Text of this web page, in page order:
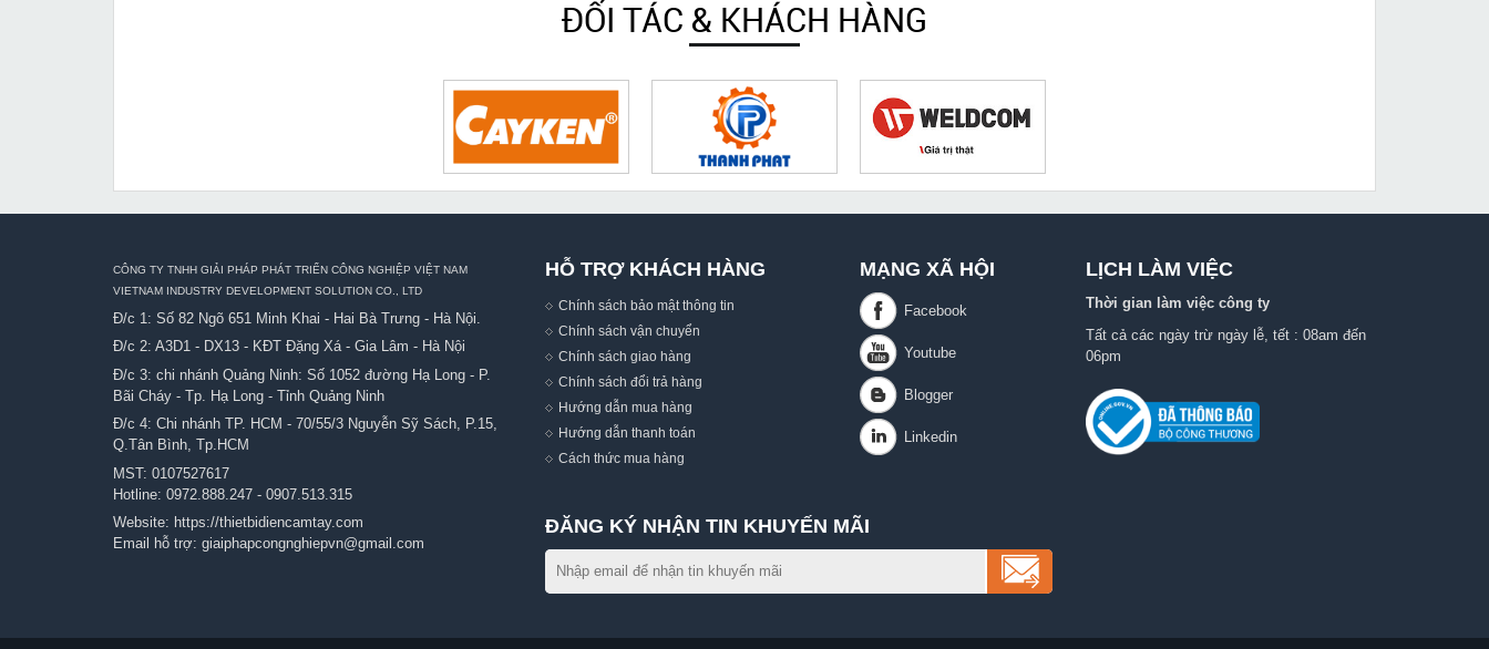
ĐỐI TÁC & KHÁCH HÀNG
CÔNG TY TNHH GIẢI PHÁP PHÁT TRIỂN CÔNG NGHIỆP VIỆT NAM
VIETNAM INDUSTRY DEVELOPMENT SOLUTION CO., LTD
Đ/c 1: Số 82 Ngõ 651 Minh Khai - Hai Bà Trưng - Hà Nội.
Đ/c 2: A3D1 - DX13 - KĐT Đặng Xá - Gia Lâm - Hà Nội
Đ/c 3: chi nhánh Quảng Ninh: Số 1052 đường Hạ Long - P.
Bãi Cháy - Tp. Hạ Long - Tỉnh Quảng Ninh
Đ/c 4: Chi nhánh TP. HCM - 70/55/3 Nguyễn Sỹ Sách, P.15,
Q.Tân Bình, Tp.HCM
MST: 0107527617
Hotline: 0972.888.247 - 0907.513.315
Website: https://thietbidiencamtay.com
Email hỗ trợ: giaiphapcongnghiepvn@gmail.com
HỖ TRỢ KHÁCH HÀNG
Chính sách bảo mật thông tin
Chính sách vận chuyển
Chính sách giao hàng
Chính sách đổi trả hàng
Hướng dẫn mua hàng
Hướng dẫn thanh toán
Cách thức mua hàng
MẠNG XÃ HỘI
ĐĂNG KÝ NHẬN TIN KHUYẾN MÃI
LỊCH LÀM VIỆC
Thời gian làm việc công ty
Tất cả các ngày trừ ngày lễ, tết : 08am đến
06pm